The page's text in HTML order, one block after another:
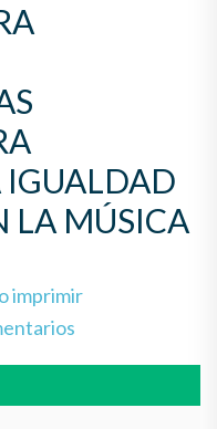
IGUALDAD
LA MÚSICA